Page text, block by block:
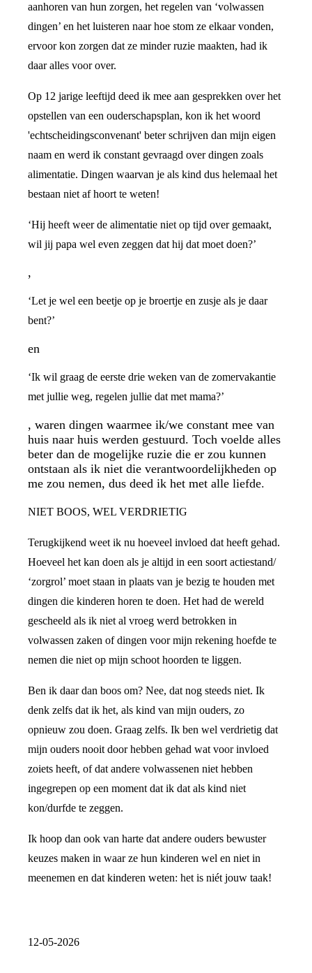
aanhoren van hun zorgen, het regelen van ‘volwassen
dingen’ en het luisteren naar hoe stom ze elkaar vonden,
ervoor kon zorgen dat ze minder ruzie maakten, had ik
daar alles voor over.
Op 12 jarige leeftijd deed ik mee aan gesprekken over het
opstellen van een ouderschapsplan, kon ik het woord
'echtscheidingsconvenant' beter schrijven dan mijn eigen
naam en werd ik constant gevraagd over dingen zoals
alimentatie. Dingen waarvan je als kind dus helemaal het
bestaan niet af hoort te weten!
‘Hij heeft weer de alimentatie niet op tijd over gemaakt,
wil jij papa wel even zeggen dat hij dat moet doen?’
,
‘Let je wel een beetje op je broertje en zusje als je daar
bent?’
en
‘Ik wil graag de eerste drie weken van de zomervakantie
met jullie weg, regelen jullie dat met mama?’
, waren dingen waarmee ik/we constant mee van
huis naar huis werden gestuurd. Toch voelde alles
beter dan de mogelijke ruzie die er zou kunnen
ontstaan als ik niet die verantwoordelijkheden op
me zou nemen, dus deed ik het met alle liefde.
NIET BOOS, WEL VERDRIETIG
Terugkijkend weet ik nu hoeveel invloed dat heeft gehad.
Hoeveel het kan doen als je altijd in een soort actiestand/
‘zorgrol’ moet staan in plaats van je bezig te houden met
dingen die kinderen horen te doen. Het had de wereld
gescheeld als ik niet al vroeg werd betrokken in
volwassen zaken of dingen voor mijn rekening hoefde te
nemen die niet op mijn schoot hoorden te liggen.
Ben ik daar dan boos om? Nee, dat nog steeds niet. Ik
denk zelfs dat ik het, als kind van mijn ouders, zo
opnieuw zou doen. Graag zelfs. Ik ben wel verdrietig dat
mijn ouders nooit door hebben gehad wat voor invloed
zoiets heeft, of dat andere volwassenen niet hebben
ingegrepen op een moment dat ik dat als kind niet
kon/durfde te zeggen.
Ik hoop dan ook van harte dat andere ouders bewuster
keuzes maken in waar ze hun kinderen wel en niet in
meenemen en dat kinderen weten: het is niét jouw taak!
12-05-2026